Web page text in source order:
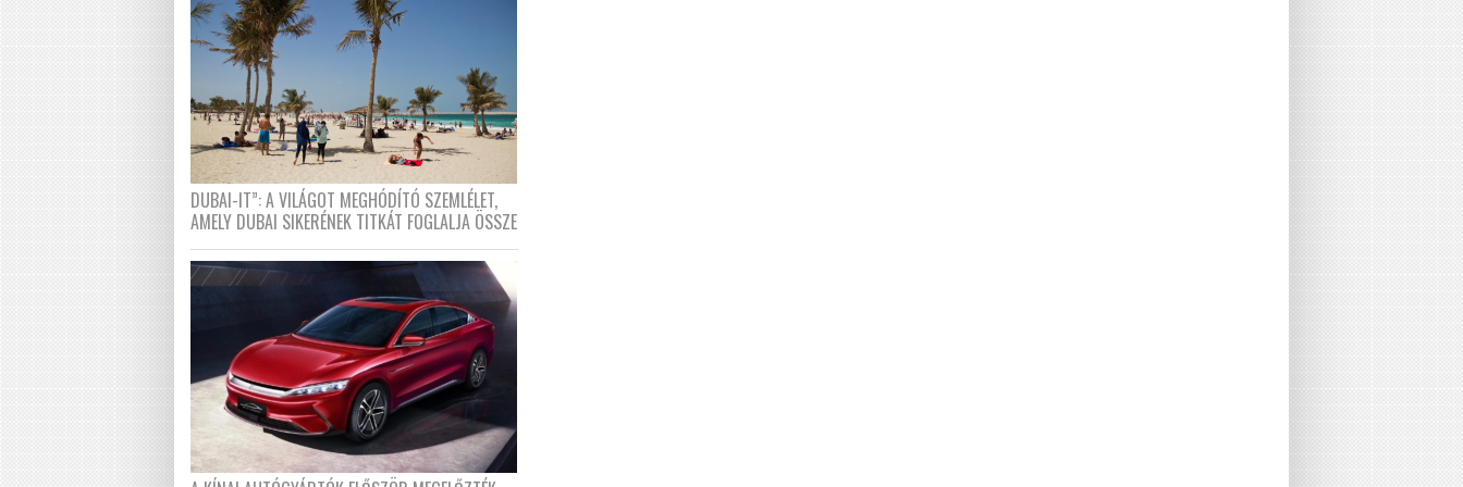
DUBAI-IT”: A VILÁGOT MEGHÓDÍTÓ SZEMLÉLET,
AMELY DUBAI SIKERÉNEK TITKÁT FOGLALJA ÖSSZE